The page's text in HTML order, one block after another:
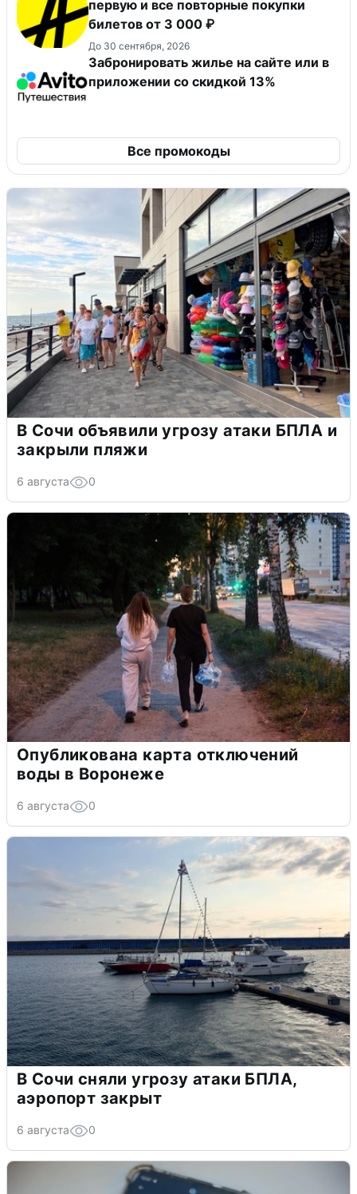
первую и все повторные покупки
билетов от 3 000 ₽
До 30 сентября, 2026
Забронировать жилье на сайте или в
приложении со скидкой 13%
Все промокоды
В Сочи объявили угрозу атаки БПЛА и
закрыли пляжи
6 августа 0
Опубликована карта отключений
воды в Воронеже
6 августа 0
В Сочи сняли угрозу атаки БПЛА,
аэропорт закрыт
6 августа 0